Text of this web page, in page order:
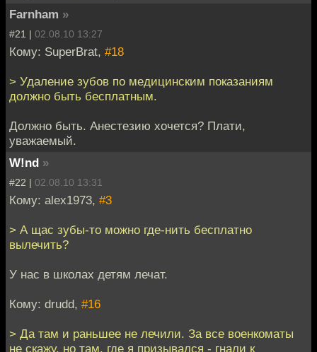
Farnham »
#21 | 02.08.10 13:27
Кому: SuperBrat, #18
> Удаление зубов по медицинским показаниям
должно быть бесплатным.
Должно быть. Анестезию хочется? Плати,
уважаемый.
W!nd »
#22 | 02.08.10 13:31
Кому: alex1973, #3
> А щас зубы-то можно где-нить бесплатно
вылечить?
У нас в школах детям лечат.
Кому: drudd, #16
> Да там и раньшее не лечили. За все военкоматы
не скажу, но там, где я призывался - гнали к